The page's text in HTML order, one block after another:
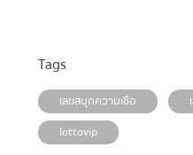
Tags
เลขสนุกความเชื่อ
lottovip